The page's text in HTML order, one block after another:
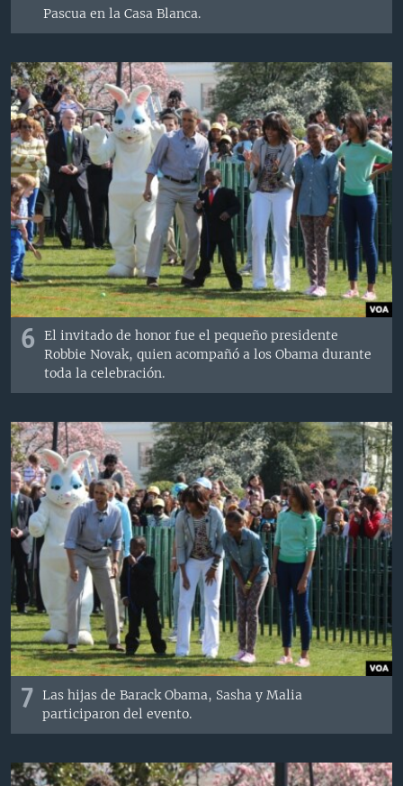
Pascua en la Casa Blanca.
6
El invitado de honor fue el pequeño presidente
Robbie Novak, quien acompañó a los Obama durante
toda la celebración.
7 Las hijas de Barack Obama, Sasha y Malia
participaron del evento.